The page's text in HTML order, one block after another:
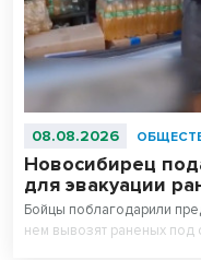
08.08.2026
Новосибирец
для эвакуации
Бойцы поблагодарили
нем вывозят раненых под